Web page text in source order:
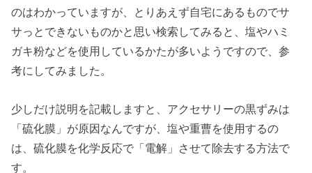
のはわかっていますが、とりあえず自宅にあるものでサ
サっとできないものかと思い検索してみると、塩やハミ
ガキ粉などを使用しているかたが多いようですので、参
考にしてみました。
少しだけ説明を記載しますと、アクセサリーの黒ずみは
「硫化膜」が原因なんですが、塩や重曹を使用するの
は、硫化膜を化学反応で「電解」させて除去する方法で
す。